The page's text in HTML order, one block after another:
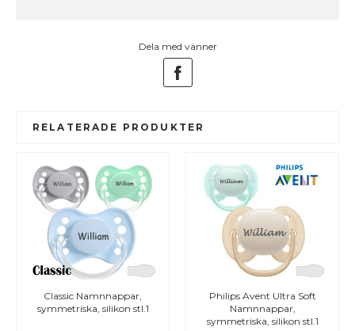
Dela med vänner
RELATERADE PRODUKTER
Classic Namnnappar,
symmetriska, silikon stl.1
Philips Avent Ultra Soft
Namnnappar,
symmetriska, silikon stl.1